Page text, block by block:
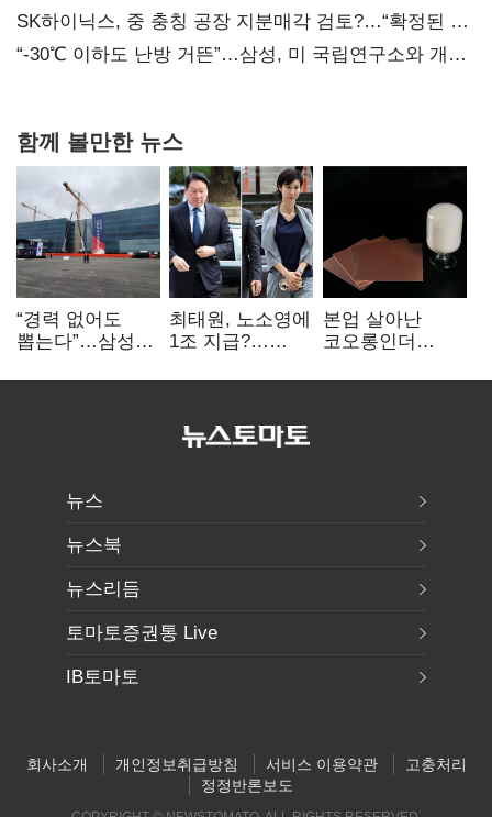
SK하이닉스, 중 충칭 공장 지분매각 검토?…“확정된 바
없어”
“-30℃ 이하도 난방 거뜬”…삼성, 미 국립연구소와 개발
함께 볼만한 뉴스
“경력 없어도
뽑는다”…삼성
반도체 인재
최태원, 노소영에
1조 지급?…
본업 살아난
코오롱인더
배터리 소재로
뉴스
뉴스북
뉴스리듬
토마토증권통 Live
IB토마토
회사소개 개인정보취급방침 서비스 이용약관
고충처리
정정반론보도